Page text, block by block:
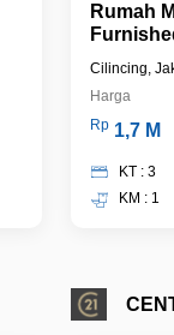
Rumah
Cilincing,
Harga
Rp 1,7 M
KT : 3
KM : 1